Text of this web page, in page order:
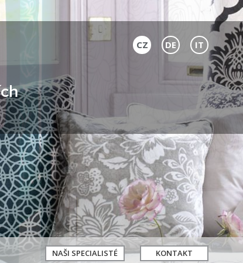
CZ DE IT
NAŠI SPECIALISTÉ KONTAKT